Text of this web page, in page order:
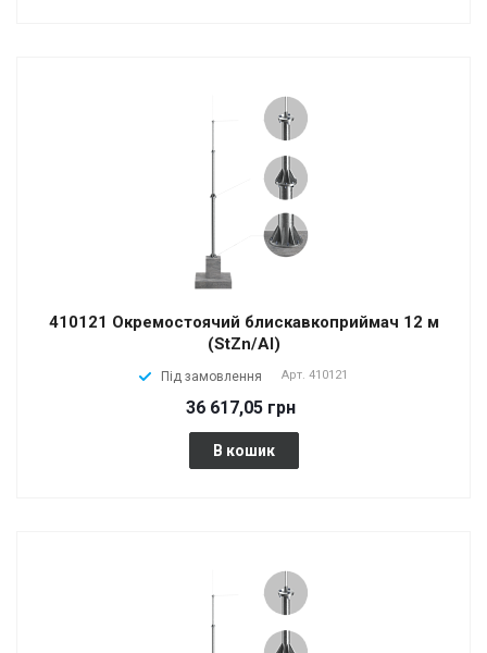
410121 Окремостоячий блискавкоприймач 12 м
(StZn/Al)
Під замовлення Арт. 410121
36 617,05 грн
В кошик